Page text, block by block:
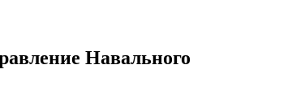
Навального